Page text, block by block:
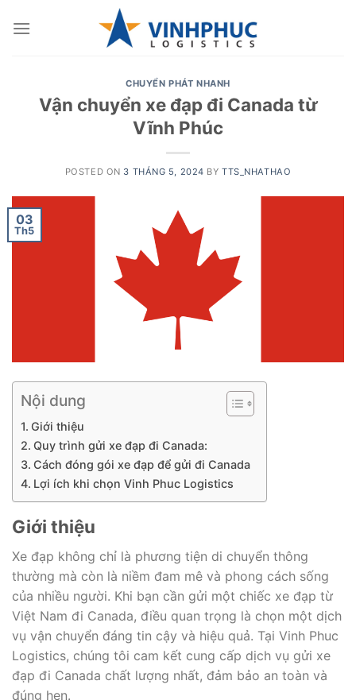
CHUYỂN PHÁT NHANH
Vận chuyển xe đạp đi Canada từ
Vĩnh Phúc
POSTED ON 3 THÁNG 5, 2024 BYTTS_NHATHAO
03
Th5
Nội dung
Giới thiệu
Quy trình gửi xe đạp đi Canada:
Cách đóng gói xe đạp để gửi đi Canada
Lợi ích khi chọn Vinh Phuc Logistics
Giới thiệu
Xe đạp không chỉ là phương tiện di chuyển thông
thường mà còn là niềm đam mê và phong cách sống
của nhiều người. Khi bạn cần gửi một chiếc xe đạp từ
Việt Nam đi Canada, điều quan trọng là chọn một dịch
vụ vận chuyển đáng tin cậy và hiệu quả. Tại Vinh Phuc
Logistics, chúng tôi cam kết cung cấp dịch vụ gửi xe
đạp đi Canada chất lượng nhất, đảm bảo an toàn và
đúng hẹn.